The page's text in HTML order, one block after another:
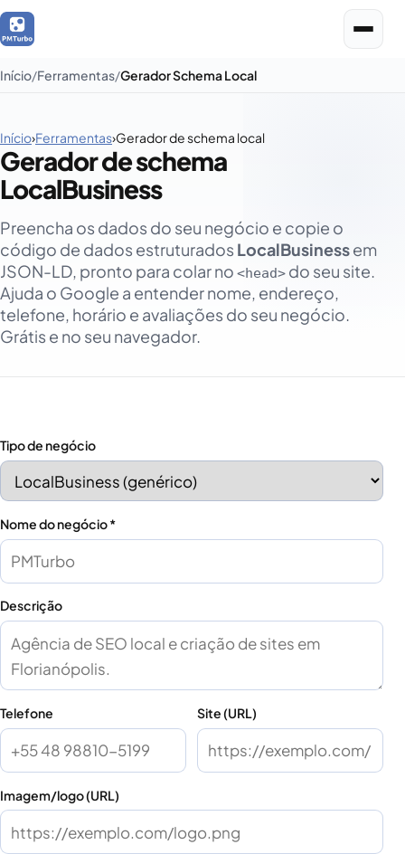
Início Ferramentas Gerador Schema Local
Início›Ferramentas›Gerador de schema local
Gerador de schema
LocalBusiness
Preencha os dados do seu negócio e copie o
código de dados estruturados LocalBusinessem
JSON-LD, pronto para colar no <head> do seu site.
Ajuda o Google a entender nome, endereço,
telefone, horário e avaliações do seu negócio.
Grátis e no seu navegador.
Tipo de negócio
Nome do negócio *
Descrição
Telefone Site (URL)
Imagem/logo (URL)